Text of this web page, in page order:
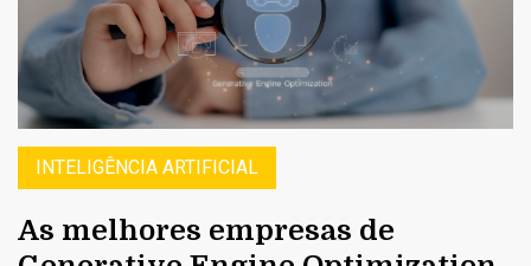
INTELIGÊNCIA ARTIFICIAL
As melhores empresas de